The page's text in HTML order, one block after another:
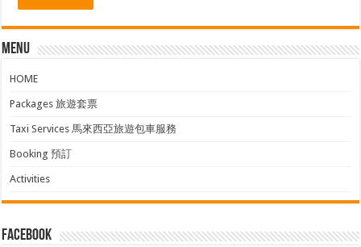
Menu
HOME
Packages 旅遊套票
Taxi Services 馬來西亞旅遊包車服務
Booking 預訂
Activities
facebook